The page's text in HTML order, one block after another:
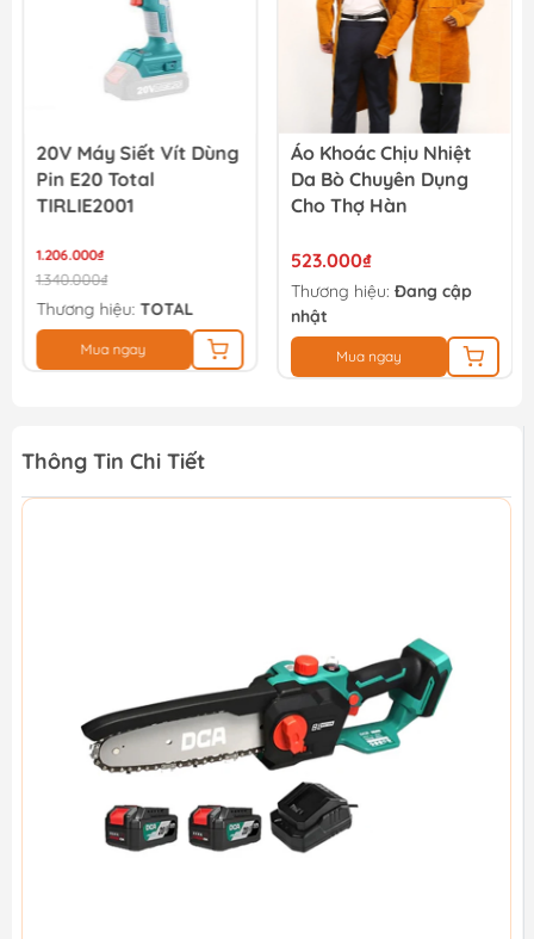
20V Máy Siết Vít Dùng
Pin E20 Total
TIRLIE2001
1.206.000₫
1.340.000₫
Thương hiệu: TOTAL
Mua ngay
Áo Khoác Chịu Nhiệt
Da Bò Chuyên Dụng
Cho Thợ Hàn
523.000₫
Thương hiệu: Đang cập
nhật
Mua ngay
Thông Tin Chi Tiết